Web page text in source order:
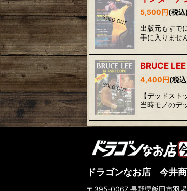
5,500円(税込
出版元もすで
手に入りませ
BRUCE
4,400円(税
【デッドス
当時モノのデ
ドラゴンなお店 今井
〒395-0067 長野県飯田市羽